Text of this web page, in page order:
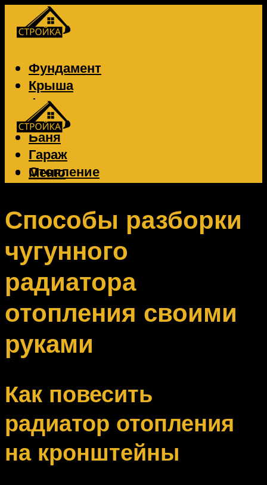
Фундамент
Крыша
Фасад
Забор
Баня
Гараж
Отопление
Вентиляция
Меню
Меню
Способы разборки
чугунного
радиатора
отопления своими
руками
Как повесить
радиатор отопления
на кронштейны